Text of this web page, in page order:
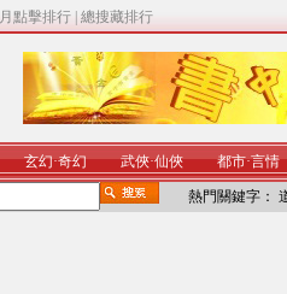
月點擊排行 總搜藏排行
玄幻·奇幻 武俠·仙俠 都市·言情
熱門關鍵字：